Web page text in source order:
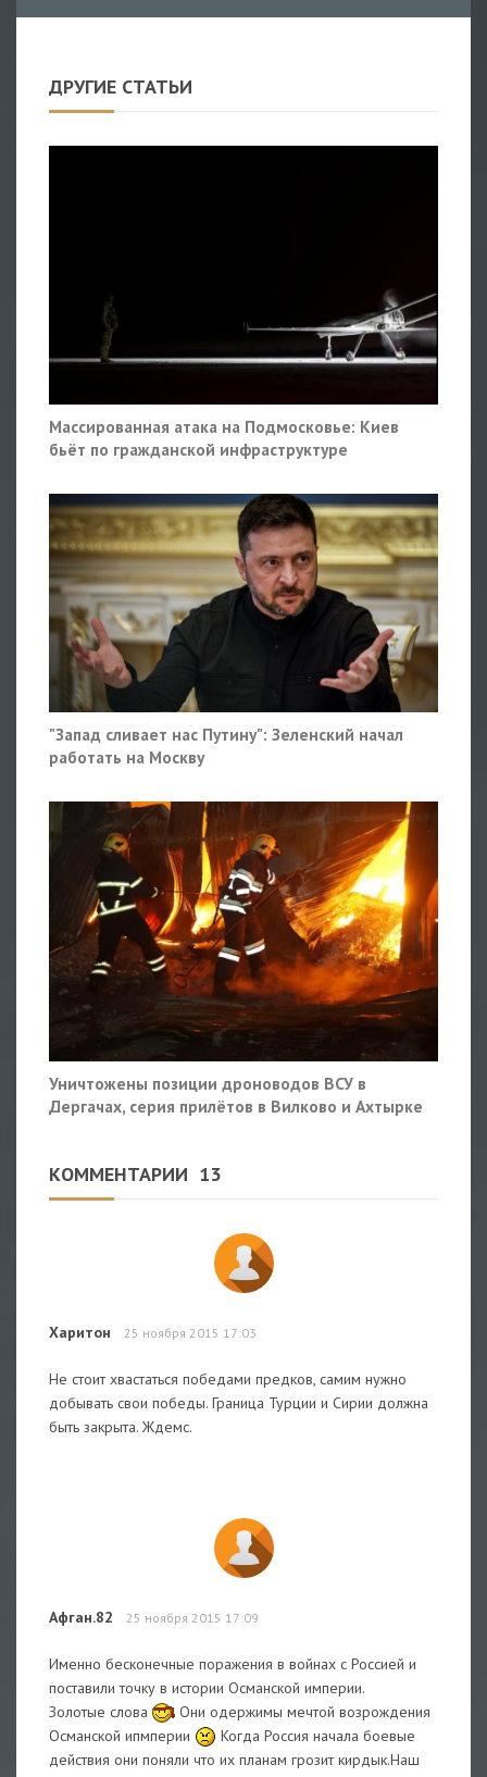
ДРУГИЕ СТАТЬИ
Массированная атака на Подмосковье: Киев
бьёт по гражданской инфраструктуре
"Запад сливает нас Путину": Зеленский начал
работать на Москву
Уничтожены позиции дроноводов ВСУ в
Дергачах, серия прилётов в Вилково и Ахтырке
КОММЕНТАРИИ 13
Харитон 25 ноября 2015 17:03
Не стоит хвастаться победами предков, самим нужно
добывать свои победы. Граница Турции и Сирии должна
быть закрыта. Ждемс.
Афган.82 25 ноября 2015 17:09
Именно бесконечные поражения в войнах с Россией и
поставили точку в истории Османской империи.
Золотые слова
Они одержимы мечтой возрождения
Османской ипмперии
Когда Россия начала боевые
действия они поняли что их планам грозит кирдык.Наш